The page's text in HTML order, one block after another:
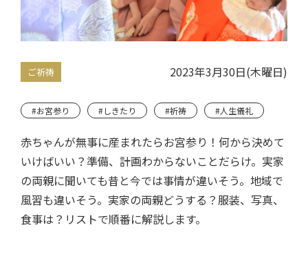
ご祈祷 2023年3月30日(木曜日)
#お宮参り #しきたり #祈祷 #人生儀礼
赤ちゃんが無事に産まれたらお宮参り！何から決めて
いけばいい？準備、計画わからないことだらけ。実家
の両親に聞いても昔と今では事情が違いそう。地域で
風習も違いそう。実家の両親どうする？服装、写真、
食事は？リストで順番に解説します。